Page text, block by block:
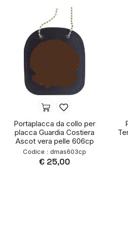
Portaplacca da collo per
placca Guardia Costiera
Ascot vera pelle 606cp
Codice : dmas603cp
€ 25,00